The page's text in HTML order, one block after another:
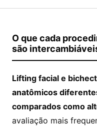
O que cada
são
Lifting facial e
anatômicos
comparados como
avaliação mais